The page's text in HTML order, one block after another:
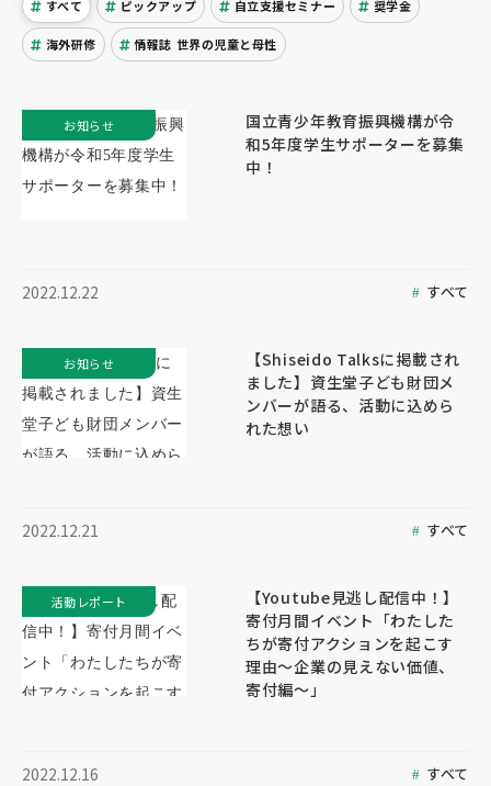
すべて ピックアップ 自立支援セミナー 奨学金
海外研修 情報誌 世界の児童と母性
国立青少年教育振興機構が令
和5年度学生サポーターを募集
中！
2022.12.22 すべて
お知らせ
【Shiseido Talksに掲載され
ました】資生堂子ども財団メ
ンバーが語る、活動に込めら
れた想い
2022.12.21 すべて
お知らせ
【Youtube見逃し配信中！】
寄付月間イベント「わたした
ちが寄付アクションを起こす
理由～企業の見えない価値、
寄付編～」
2022.12.16 すべて
活動レポート